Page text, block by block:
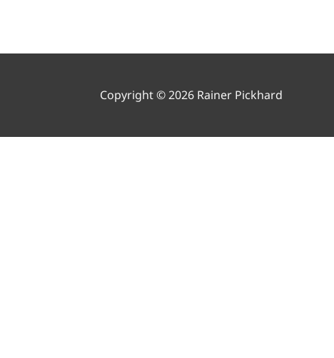
Copyright © 2026 Rainer Pickhard